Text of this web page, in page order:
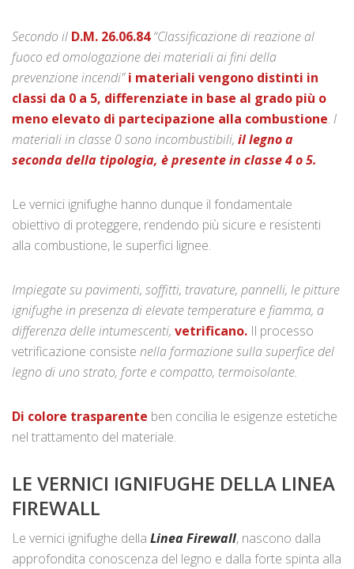
Secondo il D.M. 26.06.84 “Classificazione di reazione al
fuoco ed omologazione dei materiali ai fini della
prevenzione incendi” i materiali vengono distinti in
classi da 0 a 5, differenziate in base al grado più o
meno elevato di partecipazione alla combustione. I
materiali in classe 0 sono incombustibili, il legno a
seconda della tipologia, è presente in classe 4 o 5.
Le vernici ignifughe hanno dunque il fondamentale
obiettivo di proteggere, rendendo più sicure e resistenti
alla combustione, le superfici lignee.
Impiegate su pavimenti, soffitti, travature, pannelli, le pitture
ignifughe in presenza di elevate temperature e fiamma, a
differenza delle intumescenti, vetrificano. Il processo
vetrificazione consiste nella formazione sulla superfice del
legno di uno strato, forte e compatto, termoisolante.
Di colore trasparente ben concilia le esigenze estetiche
nel trattamento del materiale.
LE VERNICI IGNIFUGHE DELLA LINEA
FIREWALL
Le vernici ignifughe della Linea Firewall, nascono dalla
approfondita conoscenza del legno e dalla forte spinta alla